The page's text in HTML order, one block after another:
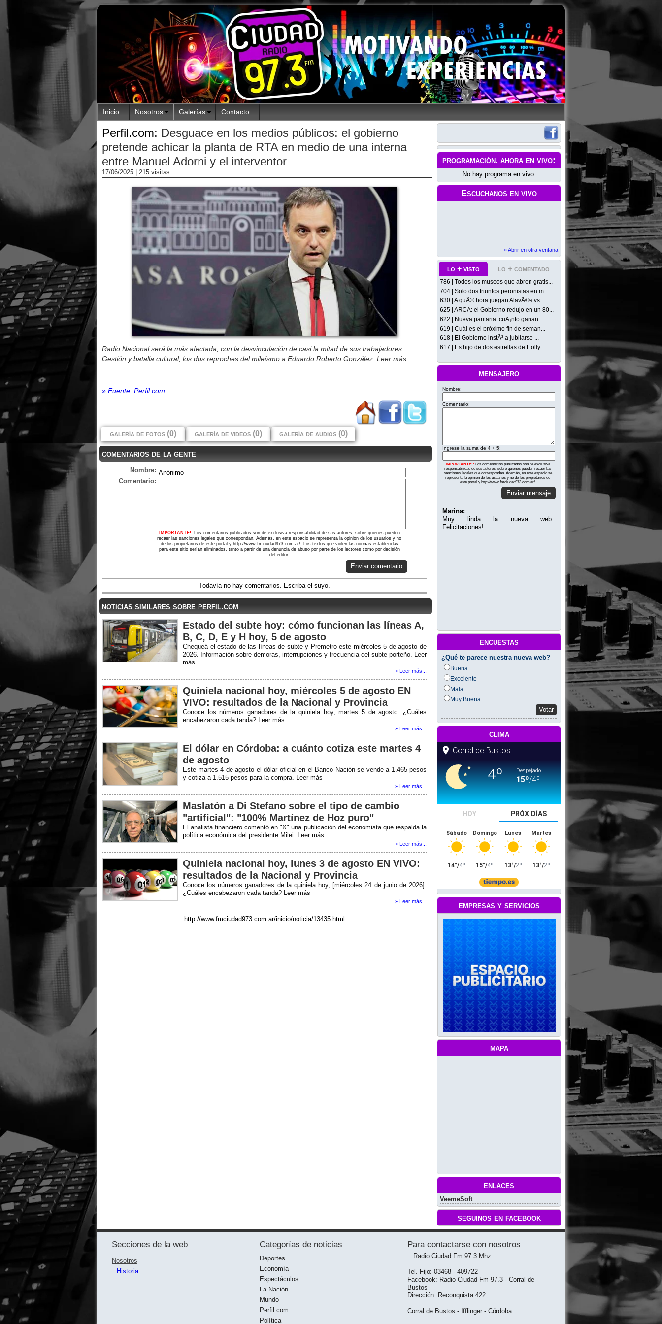
Inicio Nosotros Galerías Contacto
Perfil.com: Desguace en los medios públicos: el gobierno
pretende achicar la planta de RTA en medio de una interna
entre Manuel Adorni y el interventor
17/06/2025 | 215 visitas
Radio Nacional será la más afectada, con la desvinculación de casi la mitad de sus trabajadores.
Gestión y batalla cultural, los dos reproches del mileísmo a Eduardo Roberto González. Leer más
» Fuente: Perfil.com
galería de fotos (0) galería de videos (0) galería de audios (0)
comentarios de la gente
Nombre:
Comentario:
IMPORTANTE!: Los comentarios publicados son de exclusiva responsabilidad de sus autores, sobre quienes pueden
recaer las sanciones legales que correspondan. Además, en este espacio se representa la opinión de los usuarios y no
de los propietarios de este portal y http://www.fmciudad973.com.ar/. Los textos que violen las normas establecidas
para este sitio serían eliminados, tanto a partir de una denuncia de abuso por parte de los lectores como por decisión
del editor.
Enviar comentario
Todavía no hay comentarios. Escriba el suyo.
noticias similares sobre perfil.com
Estado del subte hoy: cómo funcionan las líneas A,
B, C, D, E y H hoy, 5 de agosto
Chequeá el estado de las líneas de subte y Premetro este miércoles 5 de agosto de
2026. Información sobre demoras, interrupciones y frecuencia del subte porteño. Leer
más
» Leer más...
Quiniela nacional hoy, miércoles 5 de agosto EN
VIVO: resultados de la Nacional y Provincia
Conoce los números ganadores de la quiniela hoy, martes 5 de agosto. ¿Cuáles
encabezaron cada tanda? Leer más
» Leer más...
El dólar en Córdoba: a cuánto cotiza este martes 4
de agosto
Este martes 4 de agosto el dólar oficial en el Banco Nación se vende a 1.465 pesos
y cotiza a 1.515 pesos para la compra. Leer más
» Leer más...
Maslatón a Di Stefano sobre el tipo de cambio
"artificial": "100% Martínez de Hoz puro"
El analista financiero comentó en "X" una publicación del economista que respalda la
política económica del presidente Milei. Leer más
» Leer más...
Quiniela nacional hoy, lunes 3 de agosto EN VIVO:
resultados de la Nacional y Provincia
Conoce los números ganadores de la quiniela hoy, [miércoles 24 de junio de 2026].
¿Cuáles encabezaron cada tanda? Leer más
» Leer más...
http://www.fmciudad973.com.ar/inicio/noticia/13435.html
programación. ahora en vivo:
No hay programa en vivo.
Escuchanos en vivo
» Abrir en otra ventana
lo + visto lo + comentado
786 | Todos los museos que abren gratis...
704 | Solo dos triunfos peronistas en m...
630 | A quÃ© hora juegan AlavÃ©s vs...
625 | ARCA: el Gobierno redujo en un 80...
622 | Nueva paritaria: cuÃ¡nto ganan ...
619 | Cuál es el próximo fin de seman...
618 | El Gobierno instÃ³ a jubilarse ...
617 | Es hijo de dos estrellas de Holly...
mensajero
Nombre:
Comentario:
Ingrese la suma de 4 + 5:
IMPORTANTE!: Los comentarios publicados son de exclusiva
responsabilidad de sus autores, sobre quienes pueden recaer las
sanciones legales que correspondan. Además, en este espacio se
representa la opinión de los usuarios y no de los propietarios de
este portal y http://www.fmciudad973.com.ar/.
Enviar mensaje
Marina:
Muy linda la nueva web..
Felicitaciones!
encuestas
¿Qué te parece nuestra nueva web?
Buena
Excelente
Mala
Muy Buena
Votar
clima
empresas y servicios
mapa
enlaces
VeemeSoft
seguinos en facebook
Secciones de la web
Nosotros
Historia
Categorías de noticias
Deportes
Economía
Espectáculos
La Nación
Mundo
Perfil.com
Política
Para contactarse con nosotros
.: Radio Ciudad Fm 97.3 Mhz. :.
Tel. Fijo: 03468 - 409722
Facebook: Radio Ciudad Fm 97.3 - Corral de
Bustos
Dirección: Reconquista 422
Corral de Bustos - Ifflinger - Córdoba